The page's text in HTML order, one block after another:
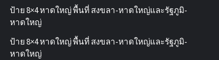
ป้าย 8×4 หาดใหญ่ พื้นที่ สงขลา-หาดใหญ่และรัฐภูมิ-
หาดใหญ่
ป้าย 8×4 หาดใหญ่ พื้นที่ สงขลา-หาดใหญ่และรัฐภูมิ-
หาดใหญ่